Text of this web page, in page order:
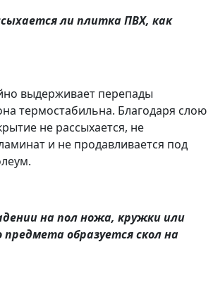
ли плитка ПВХ, как
выдерживает перепады
термостабильна. Благодаря слою
не рассыхается, не
и не продавливается под
на пол ножа, кружки или
предмета образуется скол на